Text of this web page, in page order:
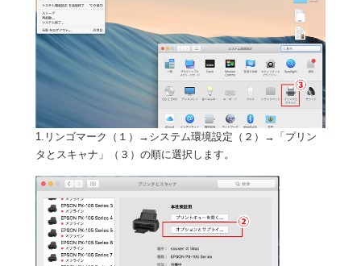
1.リンゴマーク（１）→システム環境設定（２）→「プリン
タとスキャナ」（３）の順に選択します。